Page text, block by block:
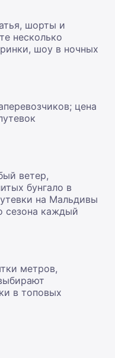
шорты и
несколько
шоу в ночных
цена
ветер,
бунгало в
на Мальдивы
сезона каждый
метров,
в топовых